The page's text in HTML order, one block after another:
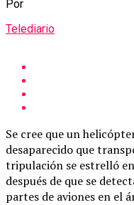
Por
Telediario
Se cree que un
desaparecido que
tripulación se estrelló
después de que se
partes de aviones en el